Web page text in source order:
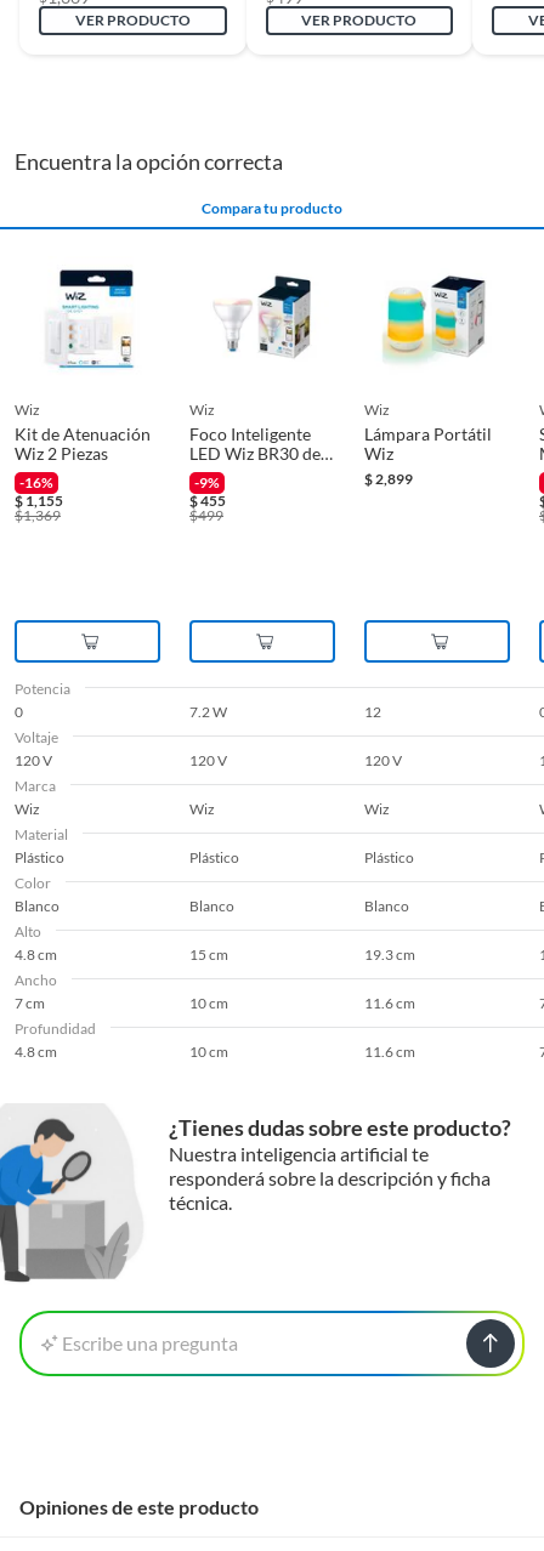
Tecnología ampolleta Led
Temperatura de color 2700 K
Voltaje 120 V
VER PRODUCTO VER PRODUCTO
Encuentra la opción correcta
Compara tu producto
wiz
Kit de Atenuación
Wiz 2 Piezas
-16%
$1,155
$1,369
wiz
Foco Inteligente
LED Wiz BR30 de
luz multicolor
-9%
$455
$499
wiz
Lámpara Portátil
Wiz
$ 2,899
Potencia
0
7.2 W 12
Voltaje
120 V
120 V 120 V
Marca
Wiz
Wiz Wiz
Material
Plástico
Plástico Plástico
Color
Blanco
Blanco Blanco
Alto
4.8 cm
15 cm 19.3 cm
Ancho
7 cm
10 cm 11.6 cm
Profundidad
4.8 cm
10 cm 11.6 cm
¿Tienes dudas sobre este producto?
Nuestra inteligencia artificial te
responderá sobre la descripción y ficha
técnica.
Escribe una pregunta
Opiniones de este producto